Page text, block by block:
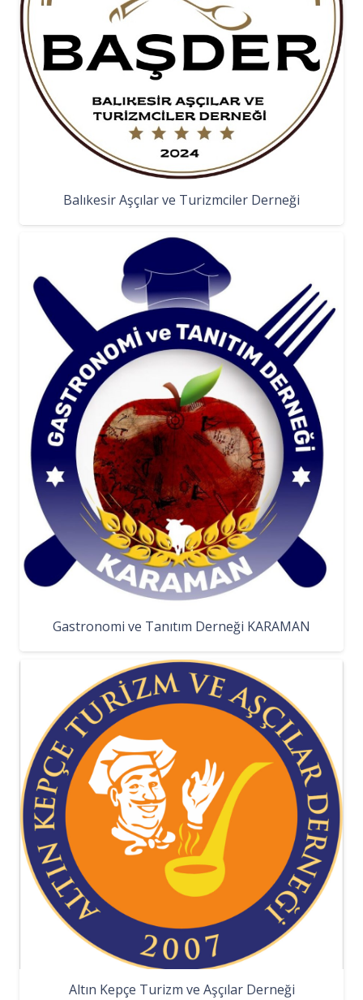
Balıkesir Aşçılar ve Turizmciler Derneği
Gastronomi ve Tanıtım Derneği KARAMAN
Altın Kepçe Turizm ve Aşçılar Derneği